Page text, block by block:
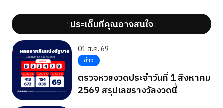
';ประเด็นที่คุณอาจสนใจ';
01 ส.ค. 69
ข่าว
ตรวจหวยงวดประจำวันที่ 1 สิงหาคม
2569 สรุปเลขรางวัลงวดนี้